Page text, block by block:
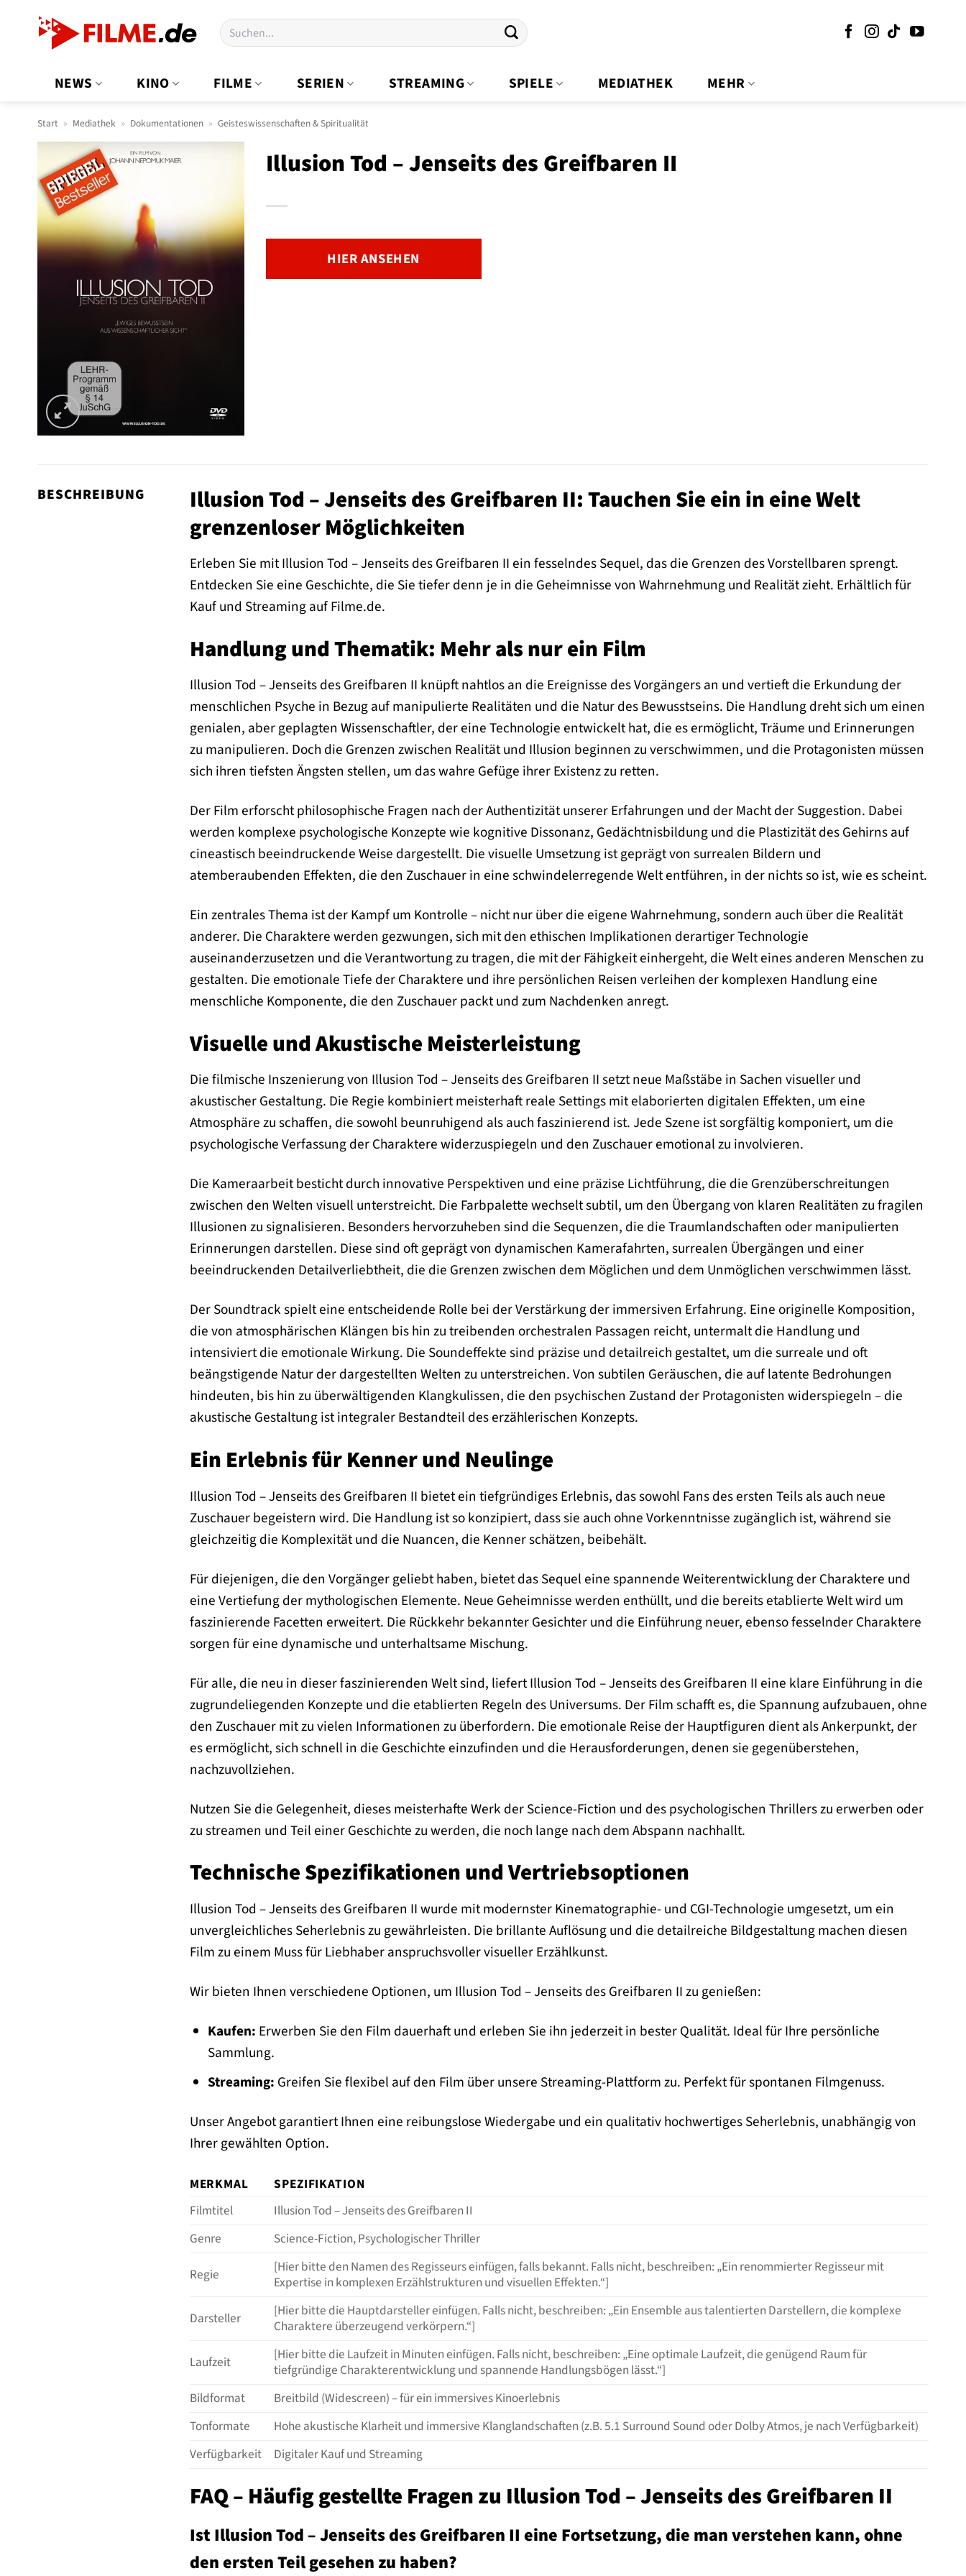
Suchen
nach:
NEWS KINO FILME SERIEN STREAMING SPIELE MEDIATHEK MEHR
Start » Mediathek » Dokumentationen » Geisteswissenschaften & Spiritualität
Illusion Tod – Jenseits des Greifbaren II
HIER ANSEHEN
BESCHREIBUNG
Illusion Tod – Jenseits des Greifbaren II: Tauchen Sie ein in eine Welt
grenzenloser Möglichkeiten
Erleben Sie mit Illusion Tod – Jenseits des Greifbaren II ein fesselndes Sequel, das die Grenzen des Vorstellbaren sprengt.
Entdecken Sie eine Geschichte, die Sie tiefer denn je in die Geheimnisse von Wahrnehmung und Realität zieht. Erhältlich für
Kauf und Streaming auf Filme.de.
Handlung und Thematik: Mehr als nur ein Film
Illusion Tod – Jenseits des Greifbaren II knüpft nahtlos an die Ereignisse des Vorgängers an und vertieft die Erkundung der
menschlichen Psyche in Bezug auf manipulierte Realitäten und die Natur des Bewusstseins. Die Handlung dreht sich um einen
genialen, aber geplagten Wissenschaftler, der eine Technologie entwickelt hat, die es ermöglicht, Träume und Erinnerungen
zu manipulieren. Doch die Grenzen zwischen Realität und Illusion beginnen zu verschwimmen, und die Protagonisten müssen
sich ihren tiefsten Ängsten stellen, um das wahre Gefüge ihrer Existenz zu retten.
Der Film erforscht philosophische Fragen nach der Authentizität unserer Erfahrungen und der Macht der Suggestion. Dabei
werden komplexe psychologische Konzepte wie kognitive Dissonanz, Gedächtnisbildung und die Plastizität des Gehirns auf
cineastisch beeindruckende Weise dargestellt. Die visuelle Umsetzung ist geprägt von surrealen Bildern und
atemberaubenden Effekten, die den Zuschauer in eine schwindelerregende Welt entführen, in der nichts so ist, wie es scheint.
Ein zentrales Thema ist der Kampf um Kontrolle – nicht nur über die eigene Wahrnehmung, sondern auch über die Realität
anderer. Die Charaktere werden gezwungen, sich mit den ethischen Implikationen derartiger Technologie
auseinanderzusetzen und die Verantwortung zu tragen, die mit der Fähigkeit einhergeht, die Welt eines anderen Menschen zu
gestalten. Die emotionale Tiefe der Charaktere und ihre persönlichen Reisen verleihen der komplexen Handlung eine
menschliche Komponente, die den Zuschauer packt und zum Nachdenken anregt.
Visuelle und Akustische Meisterleistung
Die filmische Inszenierung von Illusion Tod – Jenseits des Greifbaren II setzt neue Maßstäbe in Sachen visueller und
akustischer Gestaltung. Die Regie kombiniert meisterhaft reale Settings mit elaborierten digitalen Effekten, um eine
Atmosphäre zu schaffen, die sowohl beunruhigend als auch faszinierend ist. Jede Szene ist sorgfältig komponiert, um die
psychologische Verfassung der Charaktere widerzuspiegeln und den Zuschauer emotional zu involvieren.
Die Kameraarbeit besticht durch innovative Perspektiven und eine präzise Lichtführung, die die Grenzüberschreitungen
zwischen den Welten visuell unterstreicht. Die Farbpalette wechselt subtil, um den Übergang von klaren Realitäten zu fragilen
Illusionen zu signalisieren. Besonders hervorzuheben sind die Sequenzen, die die Traumlandschaften oder manipulierten
Erinnerungen darstellen. Diese sind oft geprägt von dynamischen Kamerafahrten, surrealen Übergängen und einer
beeindruckenden Detailverliebtheit, die die Grenzen zwischen dem Möglichen und dem Unmöglichen verschwimmen lässt.
Der Soundtrack spielt eine entscheidende Rolle bei der Verstärkung der immersiven Erfahrung. Eine originelle Komposition,
die von atmosphärischen Klängen bis hin zu treibenden orchestralen Passagen reicht, untermalt die Handlung und
intensiviert die emotionale Wirkung. Die Soundeffekte sind präzise und detailreich gestaltet, um die surreale und oft
beängstigende Natur der dargestellten Welten zu unterstreichen. Von subtilen Geräuschen, die auf latente Bedrohungen
hindeuten, bis hin zu überwältigenden Klangkulissen, die den psychischen Zustand der Protagonisten widerspiegeln – die
akustische Gestaltung ist integraler Bestandteil des erzählerischen Konzepts.
Ein Erlebnis für Kenner und Neulinge
Illusion Tod – Jenseits des Greifbaren II bietet ein tiefgründiges Erlebnis, das sowohl Fans des ersten Teils als auch neue
Zuschauer begeistern wird. Die Handlung ist so konzipiert, dass sie auch ohne Vorkenntnisse zugänglich ist, während sie
gleichzeitig die Komplexität und die Nuancen, die Kenner schätzen, beibehält.
Für diejenigen, die den Vorgänger geliebt haben, bietet das Sequel eine spannende Weiterentwicklung der Charaktere und
eine Vertiefung der mythologischen Elemente. Neue Geheimnisse werden enthüllt, und die bereits etablierte Welt wird um
faszinierende Facetten erweitert. Die Rückkehr bekannter Gesichter und die Einführung neuer, ebenso fesselnder Charaktere
sorgen für eine dynamische und unterhaltsame Mischung.
Für alle, die neu in dieser faszinierenden Welt sind, liefert Illusion Tod – Jenseits des Greifbaren II eine klare Einführung in die
zugrundeliegenden Konzepte und die etablierten Regeln des Universums. Der Film schafft es, die Spannung aufzubauen, ohne
den Zuschauer mit zu vielen Informationen zu überfordern. Die emotionale Reise der Hauptfiguren dient als Ankerpunkt, der
es ermöglicht, sich schnell in die Geschichte einzufinden und die Herausforderungen, denen sie gegenüberstehen,
nachzuvollziehen.
Nutzen Sie die Gelegenheit, dieses meisterhafte Werk der Science-Fiction und des psychologischen Thrillers zu erwerben oder
zu streamen und Teil einer Geschichte zu werden, die noch lange nach dem Abspann nachhallt.
Technische Spezifikationen und Vertriebsoptionen
Illusion Tod – Jenseits des Greifbaren II wurde mit modernster Kinematographie- und CGI-Technologie umgesetzt, um ein
unvergleichliches Seherlebnis zu gewährleisten. Die brillante Auflösung und die detailreiche Bildgestaltung machen diesen
Film zu einem Muss für Liebhaber anspruchsvoller visueller Erzählkunst.
Wir bieten Ihnen verschiedene Optionen, um Illusion Tod – Jenseits des Greifbaren II zu genießen:
Kaufen: Erwerben Sie den Film dauerhaft und erleben Sie ihn jederzeit in bester Qualität. Ideal für Ihre persönliche
Sammlung.
Streaming: Greifen Sie flexibel auf den Film über unsere Streaming-Plattform zu. Perfekt für spontanen Filmgenuss.
Unser Angebot garantiert Ihnen eine reibungslose Wiedergabe und ein qualitativ hochwertiges Seherlebnis, unabhängig von
Ihrer gewählten Option.
MERKMAL
SPEZIFIKATION
Filmtitel
Illusion Tod – Jenseits des Greifbaren II
Genre
Science-Fiction, Psychologischer Thriller
Regie
[Hier bitte den Namen des Regisseurs einfügen, falls bekannt. Falls nicht, beschreiben: „Ein renommierter Regisseur mit
Expertise in komplexen Erzählstrukturen und visuellen Effekten.“]
Darsteller
[Hier bitte die Hauptdarsteller einfügen. Falls nicht, beschreiben: „Ein Ensemble aus talentierten Darstellern, die komplexe
Charaktere überzeugend verkörpern.“]
Laufzeit
[Hier bitte die Laufzeit in Minuten einfügen. Falls nicht, beschreiben: „Eine optimale Laufzeit, die genügend Raum für
tiefgründige Charakterentwicklung und spannende Handlungsbögen lässt.“]
Bildformat
Breitbild (Widescreen) – für ein immersives Kinoerlebnis
Tonformate
Hohe akustische Klarheit und immersive Klanglandschaften (z.B. 5.1 Surround Sound oder Dolby Atmos, je nach Verfügbarkeit)
Verfügbarkeit
Digitaler Kauf und Streaming
FAQ – Häufig gestellte Fragen zu Illusion Tod – Jenseits des Greifbaren II
Ist Illusion Tod – Jenseits des Greifbaren II eine Fortsetzung, die man verstehen kann, ohne
den ersten Teil gesehen zu haben?